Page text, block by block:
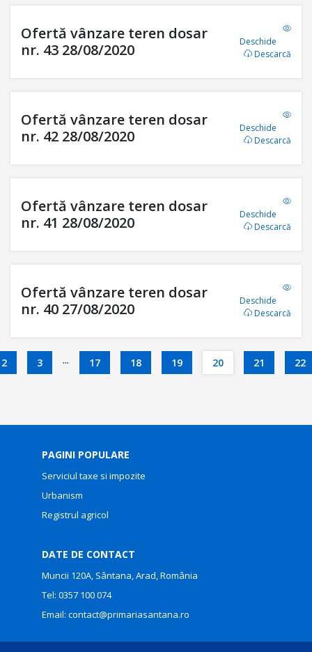
Ofertă vânzare teren dosar
nr. 43 28/08/2020
Deschide
Descarcă
Ofertă vânzare teren dosar
nr. 42 28/08/2020
Deschide
Descarcă
Ofertă vânzare teren dosar
nr. 41 28/08/2020
Deschide
Descarcă
Ofertă vânzare teren dosar
nr. 40 27/08/2020
Deschide
Descarcă
2 3 ... 17 18 19 20 21 22
PAGINI POPULARE
Serviciul taxe si impozite
Urbanism
Registrul agricol
DATE DE CONTACT
Muncii 120A, Sântana, Arad, România
Tel: 0357 100 074
Email: contact@primariasantana.ro